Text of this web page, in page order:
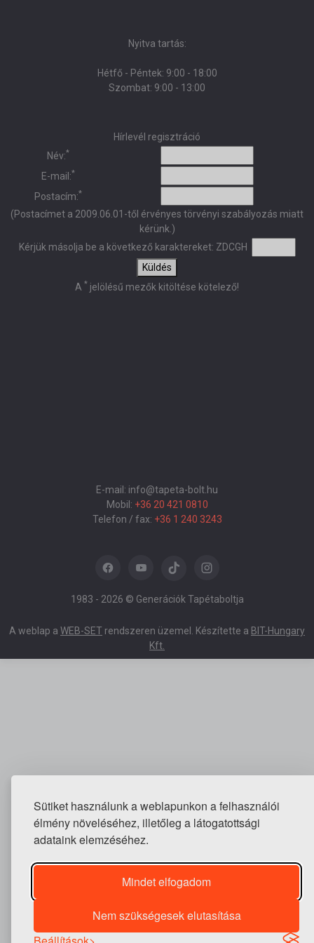
Sütiket használunk a weblapunkon a felhasználói
élmény növeléséhez, illetőleg a látogatottsági
adataink elemzéséhez.
Mindet elfogadom
Nem szükségesek elutasítása
Nyitva tartás:
Hétfő - Péntek: 9:00 - 18:00
Szombat: 9:00 - 13:00
Hírlevél regisztráció
Név:*
E-mail:*
Postacím:*
(Postacímet a 2009.06.01-től érvényes törvényi szabályozás miatt
kérünk.)
Kérjük másolja be a következő karaktereket: ZDCGH
Küldés
A * jelölésű mezők kitöltése kötelező!
E-mail: info@tapeta-bolt.hu
Mobil: +36 20 421 0810
Telefon / fax: +36 1 240 3243
1983 - 2026 © Generációk Tapétaboltja
A weblap a WEB-SET rendszeren üzemel. Készítette a BIT-Hungary
Kft.